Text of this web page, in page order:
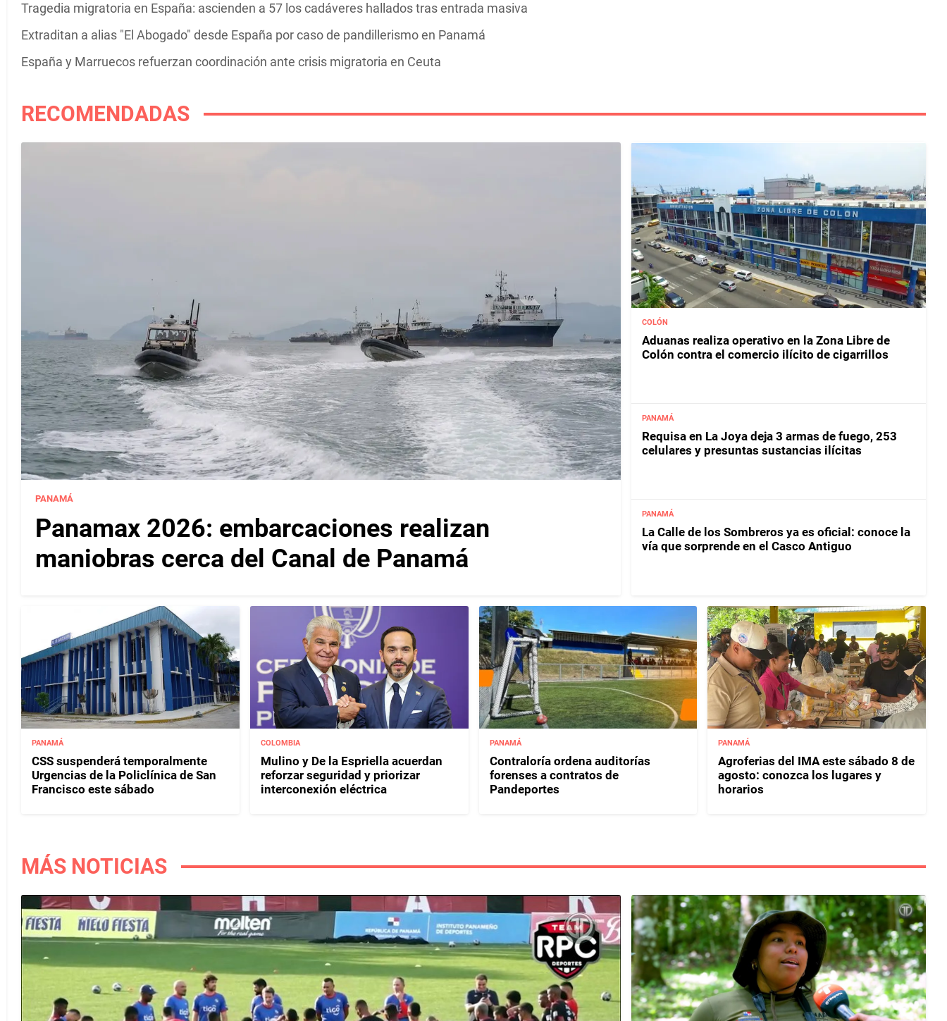
Tragedia migratoria en España: ascienden a 57 los cadáveres hallados tras entrada masiva
Extraditan a alias "El Abogado" desde España por caso de pandillerismo en Panamá
España y Marruecos refuerzan coordinación ante crisis migratoria en Ceuta
RECOMENDADAS
PANAMÁ
Panamax 2026: embarcaciones realizan
maniobras cerca del Canal de Panamá
COLÓN
Aduanas realiza operativo en la Zona Libre de
Colón contra el comercio ilícito de cigarrillos
PANAMÁ
Requisa en La Joya deja 3 armas de fuego, 253
celulares y presuntas sustancias ilícitas
PANAMÁ
La Calle de los Sombreros ya es oficial: conoce la
vía que sorprende en el Casco Antiguo
PANAMÁ
CSS suspenderá temporalmente
Urgencias de la Policlínica de San
Francisco este sábado
COLOMBIA
Mulino y De la Espriella acuerdan
reforzar seguridad y priorizar
interconexión eléctrica
PANAMÁ
Contraloría ordena auditorías
forenses a contratos de
Pandeportes
PANAMÁ
Agroferias del IMA este sábado 8 de
agosto: conozca los lugares y
horarios
MÁS NOTICIAS